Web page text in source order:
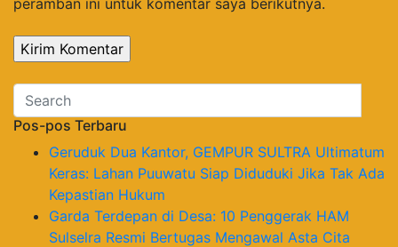
Pos-pos Terbaru
Geruduk Dua Kantor, GEMPUR SULTRA Ultimatum
Keras: Lahan Puuwatu Siap Diduduki Jika Tak Ada
Kepastian Hukum
Garda Terdepan di Desa: 10 Penggerak HAM
Sulselra Resmi Bertugas Mengawal Asta Cita